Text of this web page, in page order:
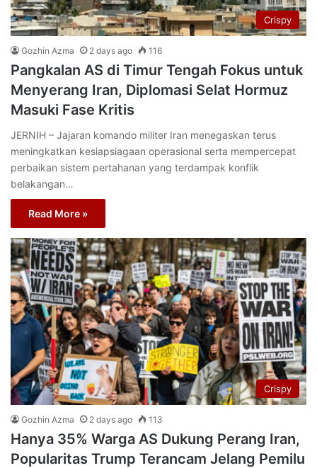
Crispy
Gozhin Azma 2 days ago 116
Pangkalan AS di Timur Tengah Fokus untuk
Menyerang Iran, Diplomasi Selat Hormuz
Masuki Fase Kritis
JERNIH – Jajaran komando militer Iran menegaskan terus
meningkatkan kesiapsiagaan operasional serta mempercepat
perbaikan sistem pertahanan yang terdampak konflik
belakangan…
Read More »
Crispy
Gozhin Azma 2 days ago 113
Hanya 35% Warga AS Dukung Perang Iran,
Popularitas Trump Terancam Jelang Pemilu